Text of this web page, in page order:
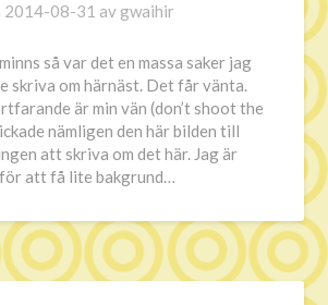
2014-08-31 av gwaihir
så var det en massa saker jag
skriva om härnäst. Det får vänta.
är min vän (don’t shoot the
nämligen den här bilden till
att skriva om det här. Jag är
att få lite bakgrund…